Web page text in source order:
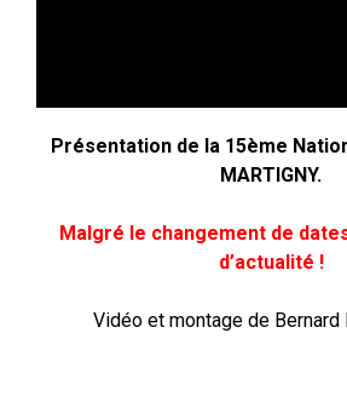
Présentation de la 15ème
MARTIGNY.
Malgré le changement de
d’actualité !
Vidéo et montage de Bernard